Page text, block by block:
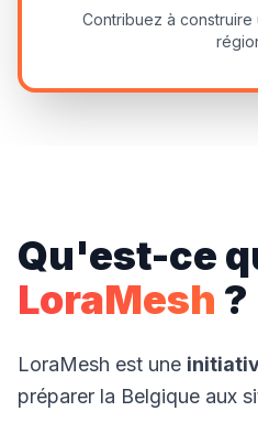
Contribuez à
Qu'est-ce
LoraMesh ?
LoraMesh est une
préparer la Belgique aux